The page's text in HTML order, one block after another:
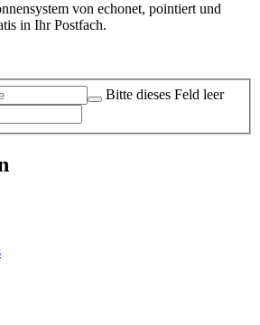
von echonet, pointiert und
in Ihr Postfach.
Bitte dieses Feld leer